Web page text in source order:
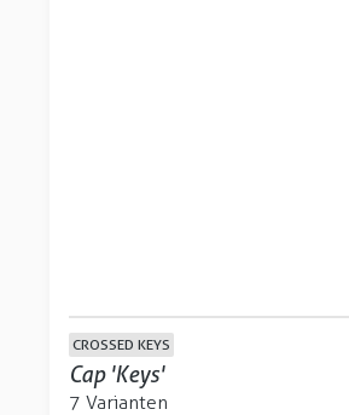
CROSSED KEYS
Cap 'Keys'
7 Varianten